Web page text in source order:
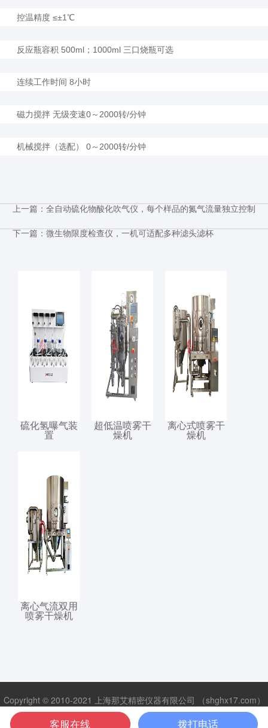
控温精度 ≤±1℃
反应瓶容积 500ml；1000ml 三口烧瓶可选
连续工作时间 8小时
磁力搅拌 无级变速0～2000转/分钟
机械搅拌（选配） 0～2000转/分钟
上一篇：全自动硫化物酸化吹气仪，每个样品的氮气流量独立控制
下一篇：微生物限度检查仪，一机可适配多种滤头滤杯
硫化氢曝气装
置
超低温喷雾干
燥机
离心式喷雾干
燥机
离心气流双用
喷雾干燥机
Copyright © 2010-2021 上海那艾精密仪器有限公司 （shghx17.com）
版权所有 |
沪ICP备16033204号-7
客服在线 拨打电话